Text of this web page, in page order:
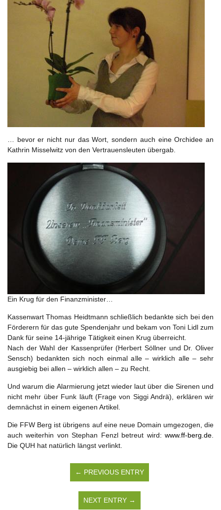
… bevor er nicht nur das Wort, sondern auch eine Orchidee an
Kathrin Misselwitz von den Vertrauensleuten übergab.
Ein Krug für den Finanzminister…
Kassenwart Thomas Heidtmann schließlich bedankte sich bei den
Förderern für das gute Spendenjahr und bekam von Toni Lidl zum
Dank für seine 14-jährige Tätigkeit einen Krug überreicht.
Nach der Wahl der Kassenprüfer (Herbert Söllner und Dr. Oliver
Sensch) bedankten sich noch einmal alle – wirklich alle – sehr
ausgiebig bei allen – wirklich allen – zu Recht.
Und warum die Alarmierung jetzt wieder laut über die Sirenen und
nicht mehr über Funk läuft (Frage von Siggi Andrä), erklären wir
demnächst in einem eigenen Artikel.
Die FFW Berg ist übrigens auf eine neue Domain umgezogen, die
auch weiterhin von Stephan Fenzl betreut wird: www.ff-berg.de.
Die QUH hat natürlich längst verlinkt.
← PREVIOUS ENTRY
NEXT ENTRY →